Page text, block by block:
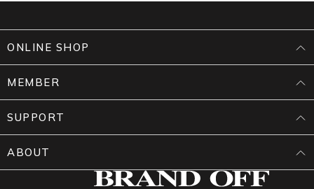
ONLINE SHOP
MEMBER
SUPPORT
ABOUT